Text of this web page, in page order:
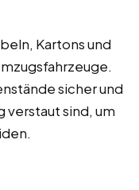
Kartons und
sicher und
verstaut sind, um